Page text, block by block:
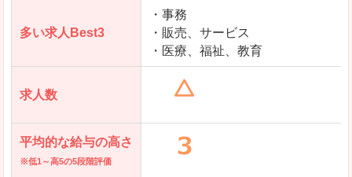
多い求人Best3
・事務
・販売、サービス
・医療、福祉、教育
求人数
平均的な給与の高さ
※低1～高5の5段階評価